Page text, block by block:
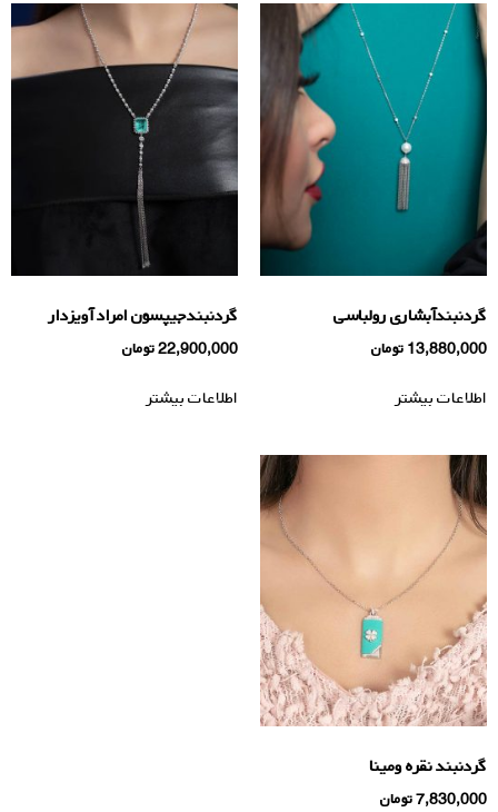
گردنبندآبشاری رولباسی
13,880,000 تومان
اطلاعات بیشتر
گردنبندجیپسون امراد آویزدار
22,900,000تومان
اطلاعات بیشتر
گردنبند نقره ومینا
7,830,000تومان